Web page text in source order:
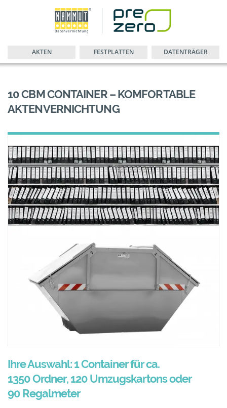
AKTEN FESTPLATTEN DATENTRÄGER
10 CBM CONTAINER – KOMFORTABLE
AKTENVERNICHTUNG
Ihre Auswahl: 1 Container für ca.
1350 Ordner, 120 Umzugskartons oder
90 Regalmeter